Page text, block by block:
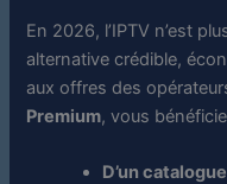
En 2026, l’IPTV n’est
alternative crédible,
aux offres des
Premium, vous
D’un